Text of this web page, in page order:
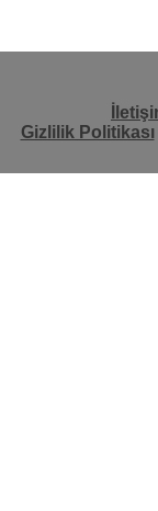
Gizlilik Politikası